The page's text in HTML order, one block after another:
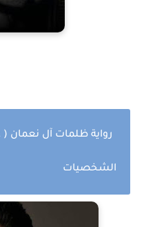
رواية ظلمات آل نعمان
الشخصيات